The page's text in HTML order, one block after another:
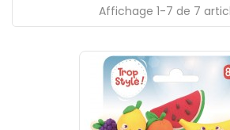
Affichage 1-7 de 7